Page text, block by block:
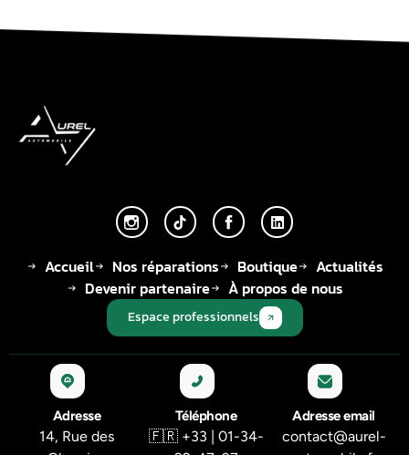
Accueil Nos réparations Boutique
Actualités
Devenir partenaire
À propos de nous
Espace professionnels
Adresse
14, Rue des
Téléphone
🇫🇷 +33 | 01-34-
Adresse email
contact@aurel-